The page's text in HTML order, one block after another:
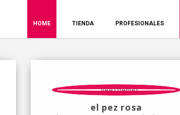
HOME TIENDA PROFESIONALES
el pez rosa